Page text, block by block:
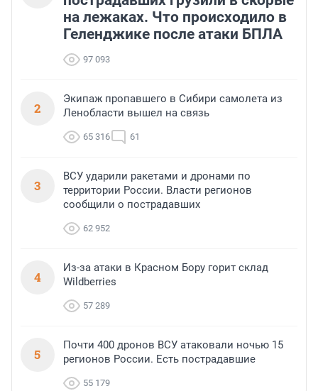
на лежаках. Что происходило в
Геленджике после атаки БПЛА
97 093
2
Экипаж пропавшего в Сибири самолета из
Ленобласти вышел на связь
65 316 61
3
ВСУ ударили ракетами и дронами по
территории России. Власти регионов
сообщили о пострадавших
62 952
4
Из-за атаки в Красном Бору горит склад
Wildberries
57 289
5
Почти 400 дронов ВСУ атаковали ночью 15
регионов России. Есть пострадавшие
55 179